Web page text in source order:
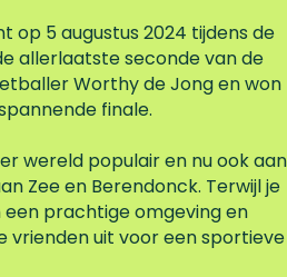
op 5 augustus 2024 tijdens de
allerlaatste seconde van de
Worthy de Jong en won
finale.
wereld populair en nu ook aan
Zee en Berendonck. Terwijl je
prachtige omgeving en
vrienden uit voor een sportieve